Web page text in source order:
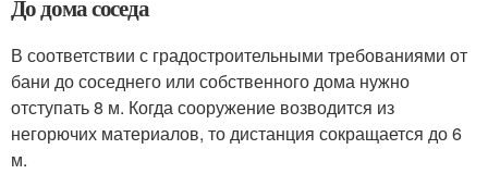
До дома соседа
В соответствии с градостроительными требованиями от
бани до соседнего или собственного дома нужно
отступать 8 м. Когда сооружение возводится из
негорючих материалов, то дистанция сокращается до 6
м.